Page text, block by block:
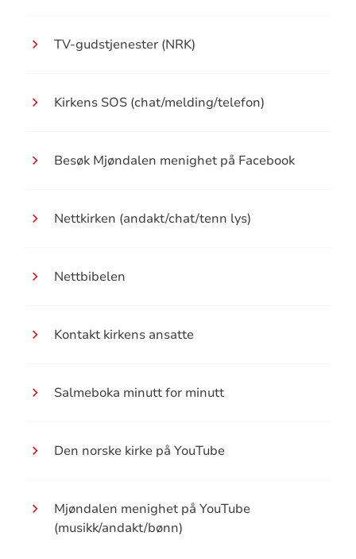
TV-gudstjenester (NRK)
Kirkens SOS (chat/melding/telefon)
Besøk Mjøndalen menighet på Facebook
Nettkirken (andakt/chat/tenn lys)
Nettbibelen
Kontakt kirkens ansatte
Salmeboka minutt for minutt
Den norske kirke på YouTube
Mjøndalen menighet på YouTube
(musikk/andakt/bønn)